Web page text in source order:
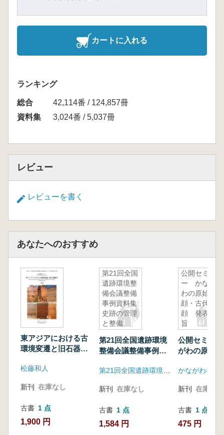
カートに入れる
ランキング
総合
42,114番 / 124,857冊
資料集
3,024番 / 5,037冊
レビュー
レビューを書く
あなたへのおすすめ
東アジアにおける古
環境変遷と旧石器編
松藤和人
新刊 在庫なし
古書 1 点
1,900 円
第21回全国
遺跡環境整
備会議整備
事例資料集:
史跡の管理
と整備
第21回全国遺跡環境
整備会議整備事例資
備
新刊 在庫なし
古書 1 点
1,584 円
公開セミナ
ー かなが
わの原始の
顔・古代の
顔 発表要
旨
公開セミナ
がわの原始
かながわ考古
新刊 在庫なし
古書 1 点
475 円